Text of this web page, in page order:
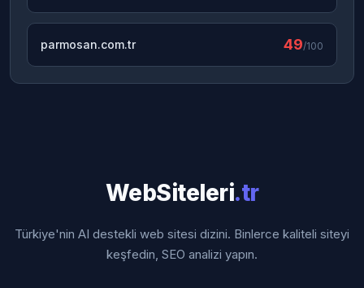
parmosan.com.tr 49/100
WebSiteleri.tr
Türkiye'nin AI destekli web sitesi dizini. Binlerce kaliteli siteyi
keşfedin, SEO analizi yapın.